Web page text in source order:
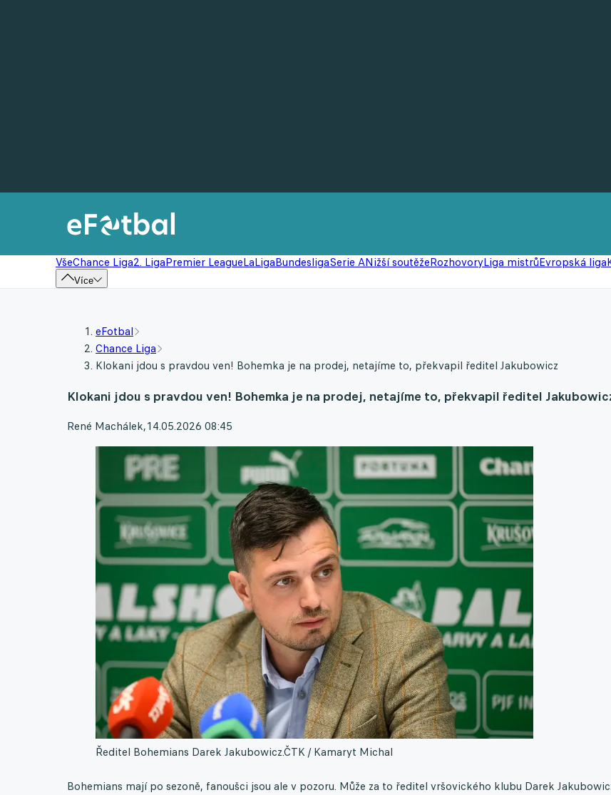
VšeChance Liga2. LigaPremier LeagueLaLigaBundesligaSerie ANižší soutěžeRozhovoryLiga mistrůEvropská liga
Více
eFotbal
Chance Liga
Klokani jdou s pravdou ven! Bohemka je na prodej, netajíme to, překvapil ředitel Jakubowicz
Klokani jdou s pravdou ven! Bohemka je na prodej, netajíme to, překvapil ředitel
René Machálek,14.05.2026 08:45
Ředitel Bohemians Darek Jakubowicz.ČTK / Kamaryt Michal
Bohemians mají po sezoně, fanoušci jsou ale v pozoru. Může za to ředitel vršovického klubu Darek